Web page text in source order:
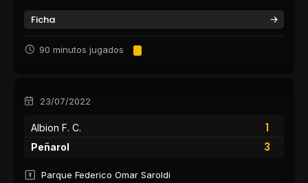
Ficha
90 minutos jugados
23/07/2022
Albion F. C.
1
3
Peñarol
Parque Federico Omar Saroldi